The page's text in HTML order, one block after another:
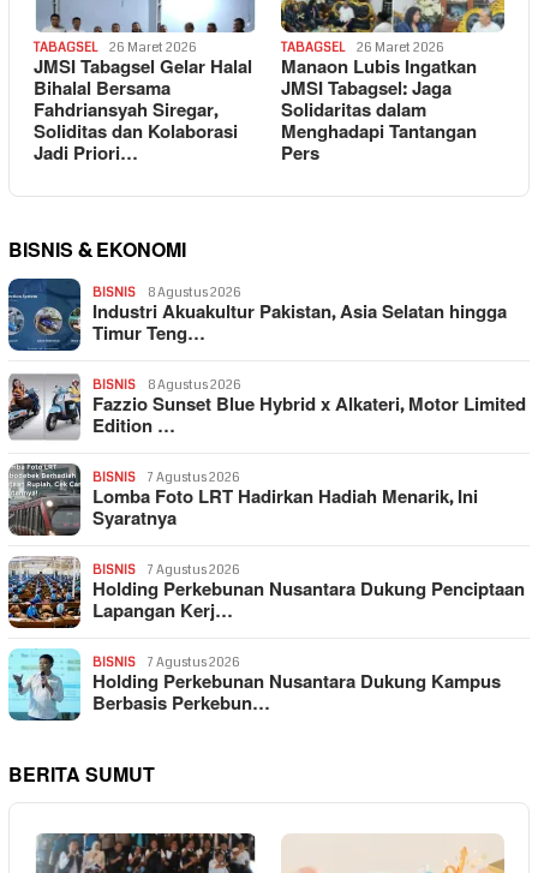
TABAGSEL 26 Maret 2026
JMSI Tabagsel Gelar Halal
Bihalal Bersama
Fahdriansyah Siregar,
Soliditas dan Kolaborasi
Jadi Priori…
TABAGSEL 26 Maret 2026
Manaon Lubis Ingatkan
JMSI Tabagsel: Jaga
Solidaritas dalam
Menghadapi Tantangan
Pers
BISNIS & EKONOMI
BISNIS 8 Agustus 2026
Industri Akuakultur Pakistan, Asia Selatan hingga
Timur Teng…
BISNIS 8 Agustus 2026
Fazzio Sunset Blue Hybrid x Alkateri, Motor Limited
Edition …
BISNIS 7 Agustus 2026
Lomba Foto LRT Hadirkan Hadiah Menarik, Ini
Syaratnya
BISNIS 7 Agustus 2026
Holding Perkebunan Nusantara Dukung Penciptaan
Lapangan Kerj…
BISNIS 7 Agustus 2026
Holding Perkebunan Nusantara Dukung Kampus
Berbasis Perkebun…
BERITA SUMUT